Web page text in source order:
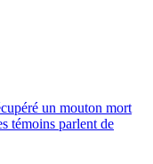
un mouton mort
témoins parlent de